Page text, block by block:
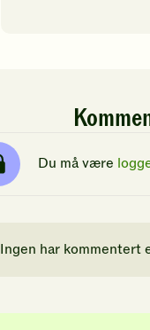
Du må være
Ingen har kommentert